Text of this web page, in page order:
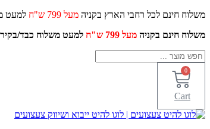
דלג
משלוח חינם לכל רחבי הארץ בקניה מעל 799 ש"ח
משלוח חינם בקניה מעל 799 ש"ח למעט משלוח כבד/
Search
...
0
Cart